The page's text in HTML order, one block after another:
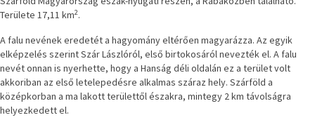
Területe 17,11 km2.
A falu nevének eredetét a hagyomány eltérően magyarázza. Az egyik
elképzelés szerint Szár Lászlóról, első birtokosáról nevezték el. A falu
nevét onnan is nyerhette, hogy a Hanság déli oldalán ez a terület volt
akkoriban az első letelepedésre alkalmas száraz hely. Szárföld a
középkorban a ma lakott területtől északra, mintegy 2 km távolságra
helyezkedett el.